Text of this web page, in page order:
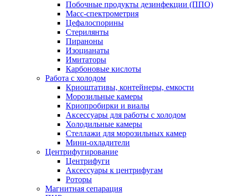
Побочные продукты дезинфекции (ППО)
Масс-спектрометрия
Цефалоспорины
Стерилянты
Пираноны
Изоцианаты
Имитаторы
Карбоновые кислоты
Работа с холодом
Криоштативы, контейнеры, емкости
Морозильные камеры
Криопробирки и виалы
Аксессуары для работы с холодом
Холодильные камеры
Стеллажи для морозильных камер
Мини-охладители
Центрифугирование
Центрифуги
Аксессуары к центрифугам
Роторы
Магнитная сепарация